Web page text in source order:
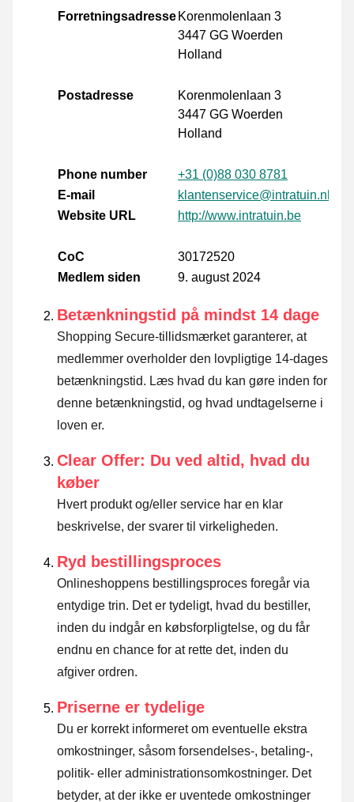
Forretningsadresse Korenmolenlaan 3
3447 GG Woerden
Holland
Postadresse
Korenmolenlaan 3
3447 GG Woerden
Holland
Phone number
+31 (0)88 030 8781
E-mail
klantenservice@intratuin.nl
Website URL
http://www.intratuin.be
CoC
30172520
Medlem siden
9. august 2024
Betænkningstid på mindst 14 dage
Shopping Secure-tillidsmærket garanterer, at
medlemmer overholder den lovpligtige 14-dages
betænkningstid. Læs hvad du kan gøre inden for
denne betænkningstid, og hvad undtagelserne i
loven er.
Clear Offer: Du ved altid, hvad du
køber
Hvert produkt og/eller service har en klar
beskrivelse, der svarer til virkeligheden.
Ryd bestillingsproces
Onlineshoppens bestillingsproces foregår via
entydige trin. Det er tydeligt, hvad du bestiller,
inden du indgår en købsforpligtelse, og du får
endnu en chance for at rette det, inden du
afgiver ordren.
Priserne er tydelige
Du er korrekt informeret om eventuelle ekstra
omkostninger, såsom forsendelses-, betaling-,
politik- eller administrationsomkostninger. Det
betyder, at der ikke er uventede omkostninger